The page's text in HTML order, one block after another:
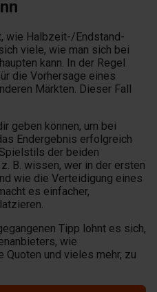
wie Halbzeit-/Endstand-
viele, wie man sich bei
kann. In der Regel
die Vorhersage eines
Märkten. Dieser Fall
geben können, um bei
Endergebnis erfolgreich
der beiden
B. wissen, wer in der ersten
wie die Verteidigung eines
es einfacher,
Tipp lohnt es sich,
wie
Quoten und vieles mehr, zu